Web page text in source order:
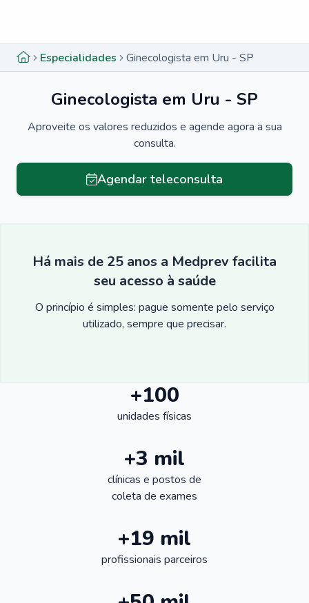
Especialidades Ginecologista em Uru - SP
Ginecologista em Uru - SP
Aproveite os valores reduzidos e agende agora a sua
consulta.
Agendar teleconsulta
Há mais de 25 anos a Medprev facilita
seu acesso à saúde
O princípio é simples: pague somente pelo serviço
utilizado, sempre que precisar.
+100
unidades físicas
+3 mil
clínicas e postos de
coleta de exames
+19 mil
profissionais parceiros